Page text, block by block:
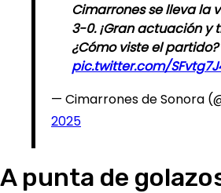
Cimarrones se lleva la
3-0. ¡Gran actuación y
¿Cómo viste el partido?
pic.twitter.com/
— Cimarrones de Sonora
2025
A punta de